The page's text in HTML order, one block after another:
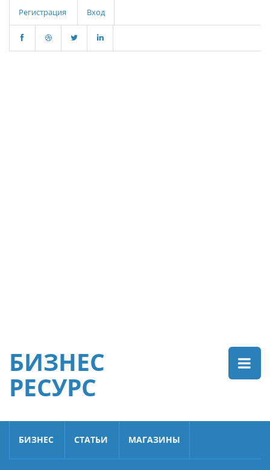
Регистрация Вход
БИЗНЕС
РЕСУРС
БИЗНЕС СТАТЬИ МАГАЗИНЫ